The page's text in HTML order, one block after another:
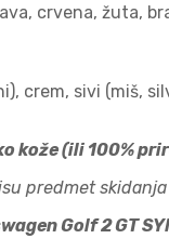
crvena, žuta,
crem, sivi (miš,
kože (ili 100%
predmet
Golf 2 GT